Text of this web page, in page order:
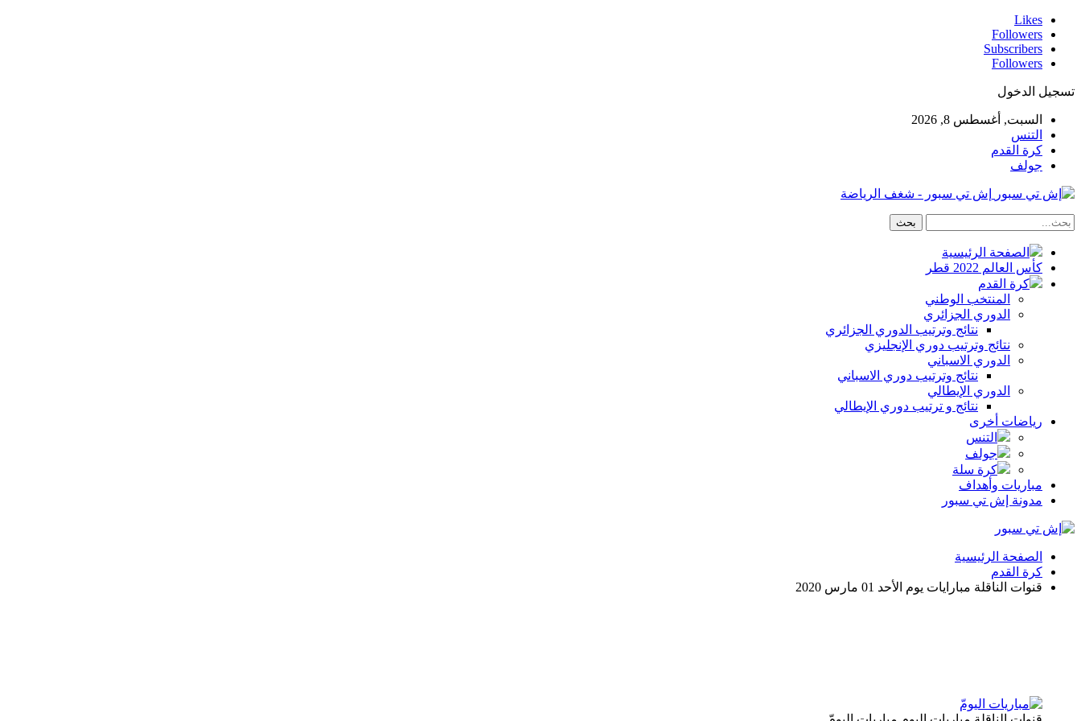
Likes
Followers
Subscribers
Followers
تسجيل الدخول
السبت, أغسطس 8, 2026
التنس
كرة القدم
جولف
إش تي سبور - شغف الرياضة
الصفحة الرئيسية
كأس العالم 2022 قطر
كرة القدم
المنتخب الوطني
الدوري الجزائري
نتائج وترتيب الدوري الجزائري
نتائج وترتيب دوري الإنجليزي
الدوري الاسباني
نتائج وترتيب دوري الاسباني
الدوري الإيطالي
نتائج و ترتيب دوري الإيطالي
رياضات أخرى
التنس
جولف
كرة سلة
مباريات وأهداف
مدونة إش تي سبور
الصفحة الرئيسية
كرة القدم
قنوات الناقلة مبارايات يوم الأحد 01 مارس 2020